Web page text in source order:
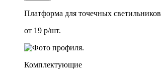
Платформа для точечных светильников
от 19 р/шт.
Комплектующие